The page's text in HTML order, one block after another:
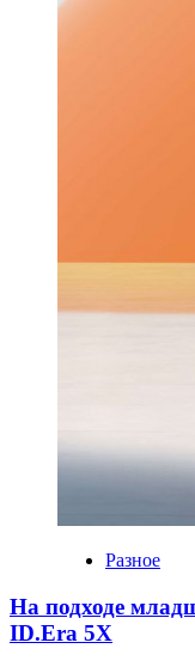
Разное
На подходе
ID.Era 5X